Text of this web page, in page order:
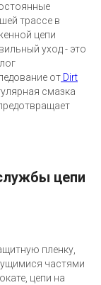
трассе в
цепи
уход - это
от Dirt
смазка
цепи
пленку,
частями
цепи на